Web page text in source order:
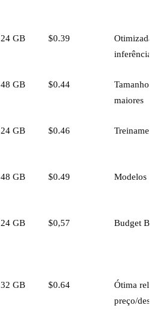
24 GB $0.39
inferência
48 GB $0.44
maiores
24 GB $0.46
48 GB $0.49 Modelos
24 GB $0,57 Budget
32 GB $0.64
Ótima
preço/